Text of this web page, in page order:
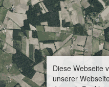
Diese Webseite
unserer